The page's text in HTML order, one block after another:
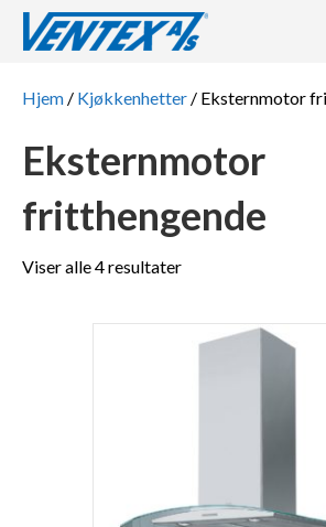
Hjem / Kjøkkenhetter / Eksternmotor
Eksternmotor
fritthengende
Viser alle 4 resultater